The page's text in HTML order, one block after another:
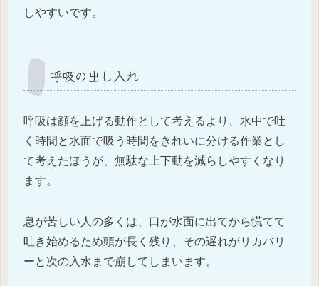
しやすいです。
呼吸の出し入れ
呼吸は顔を上げる動作として考えるより、水中で吐
く時間と水面で吸う時間をきれいに分ける作業とし
て考えたほうが、無駄な上下動を減らしやすくなり
ます。
息が苦しい人の多くは、口が水面に出てから慌てて
吐き始めるため頭が長く残り、その遅れがリカバリ
ーと次の入水まで崩してしまいます。